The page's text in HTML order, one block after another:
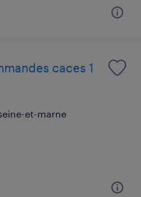
caces 1
et-marne